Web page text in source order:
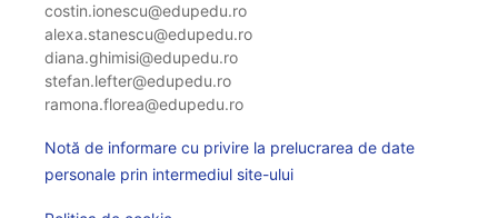
costin.ionescu@edupedu.ro
alexa.stanescu@edupedu.ro
diana.ghimisi@edupedu.ro
stefan.lefter@edupedu.ro
ramona.florea@edupedu.ro
Notă de informare cu privire la prelucrarea de date
personale prin intermediul site-ului